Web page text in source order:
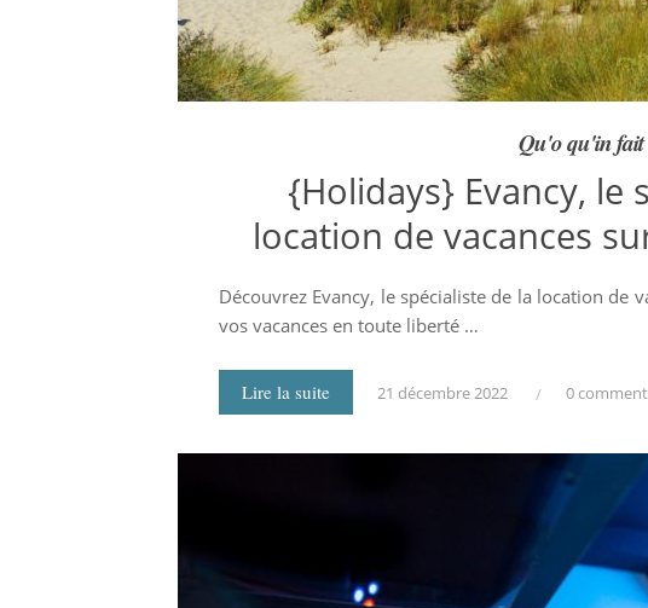
Qu'o qu'in fait
{Holidays} Evancy, le
location de vacances
Découvrez Evancy, le spécialiste de la location de
vos vacances en toute liberté …
Lire la suite 21 décembre 2022 0